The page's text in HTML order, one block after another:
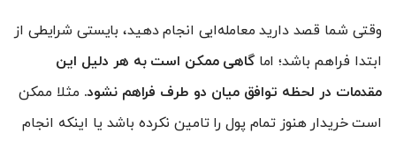
وقتی شما قصد دارید معامله‌ایی انجام دهید، بایستی شرایطی از
ابتدا فراهم باشد؛ اماگاهی ممکن است به هر دلیل این
مقدمات در لحظه توافق میان دو طرف فراهم نشود. مثلا ممکن
است خریدار هنوز تمام پول را تامین نکرده باشد یا اینکه انجام